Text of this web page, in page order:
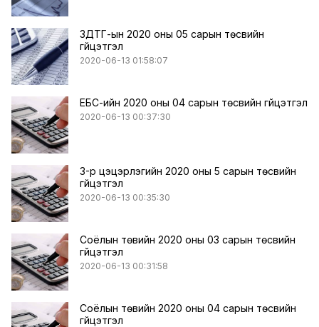
ЗДТГ-ын 2020 оны 05 сарын төсвийн
гүйцэтгэл
2020-06-13 01:58:07
ЕБС-ийн 2020 оны 04 сарын төсвийн гүйцэтгэл
2020-06-13 00:37:30
3-р цэцэрлэгийн 2020 оны 5 сарын төсвийн
гүйцэтгэл
2020-06-13 00:35:30
Соёлын төвийн 2020 оны 03 сарын төсвийн
гүйцэтгэл
2020-06-13 00:31:58
Соёлын төвийн 2020 оны 04 сарын төсвийн
гүйцэтгэл